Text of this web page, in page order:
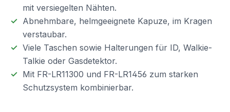
mit versiegelten Nähten.
Abnehmbare, helmgeeignete Kapuze, im Kragen
verstaubar.
Viele Taschen sowie Halterungen für ID, Walkie-
Talkie oder Gasdetektor.
Mit FR-LR11300 und FR-LR1456 zum starken
Schutzsystem kombinierbar.